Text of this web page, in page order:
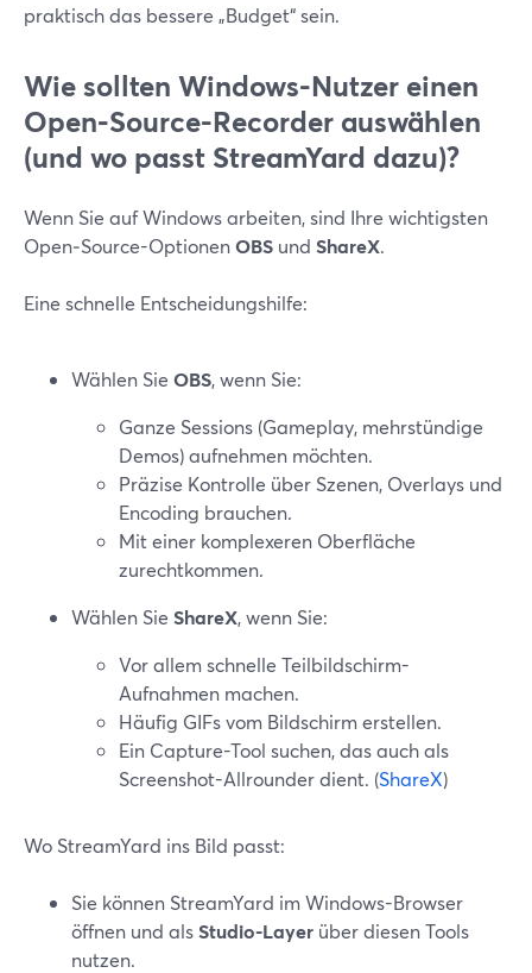
praktisch das bessere „Budget“ sein.
Wie sollten Windows-Nutzer einen
Open‑Source-Recorder auswählen
(und wo passt StreamYard dazu)?
Wenn Sie auf Windows arbeiten, sind Ihre wichtigsten
Open‑Source-OptionenOBS und ShareX.
Eine schnelle Entscheidungshilfe:
Wählen Sie OBS, wenn Sie:
Ganze Sessions (Gameplay, mehrstündige
Demos) aufnehmen möchten.
Präzise Kontrolle über Szenen, Overlays und
Encoding brauchen.
Mit einer komplexeren Oberfläche
zurechtkommen.
Wählen Sie ShareX, wenn Sie:
Vor allem schnelle Teilbildschirm-
Aufnahmen machen.
Häufig GIFs vom Bildschirm erstellen.
Ein Capture-Tool suchen, das auch als
Screenshot-Allrounder dient. (ShareX)
Wo StreamYard ins Bild passt:
Sie können StreamYard im Windows-Browser
öffnen und alsStudio-Layer über diesen Tools
nutzen.